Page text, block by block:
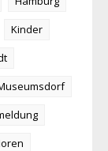
Kinder